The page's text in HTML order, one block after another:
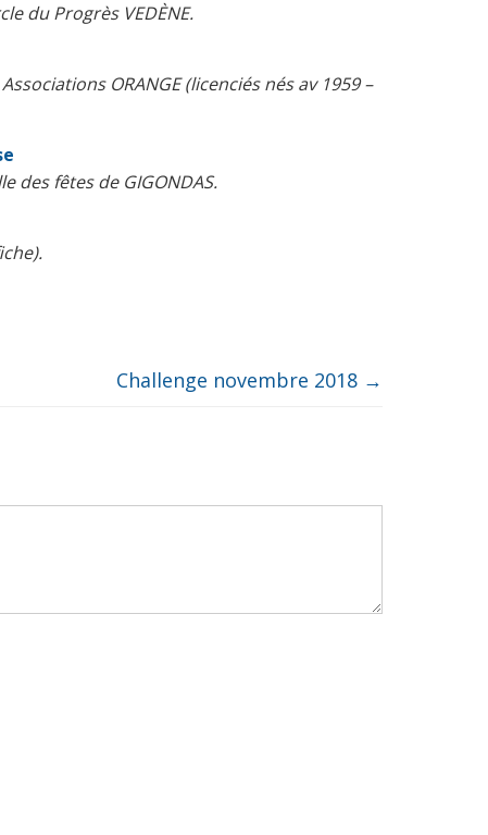
du Progrès VEDÈNE.
ORANGE (licenciés nés av 1959 –
des fêtes de GIGONDAS.
Challenge novembre 2018 →